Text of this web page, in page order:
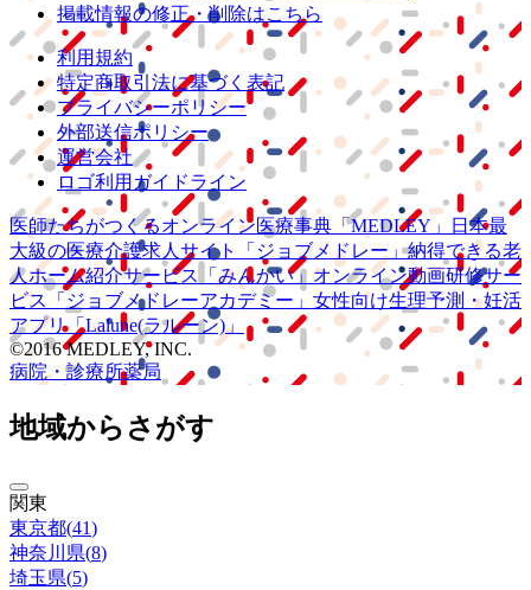
掲載情報の修正・削除はこちら
利用規約
特定商取引法に基づく表記
プライバシーポリシー
外部送信ポリシー
運営会社
ロゴ利用ガイドライン
医師たちがつくるオンライン医療事典 「MEDLEY」
日本最
大級の医療介護求人サイト 「ジョブメドレー」納得できる老
人ホーム紹介サービス
「みんかい」 オンライン動画研修サー
ビス
「ジョブメドレーアカデミー」 女性向け生理予測・妊活
アプリ「Lalune(ラルーン)」
©2016 MEDLEY, INC.
病院・診療所薬局
地域からさがす
関東
東京都(41)
神奈川県(8)
埼玉県(5)